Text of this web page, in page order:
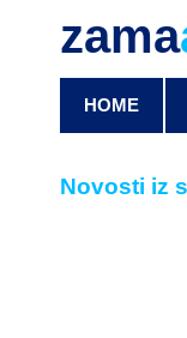
zama
HOME
Novosti iz